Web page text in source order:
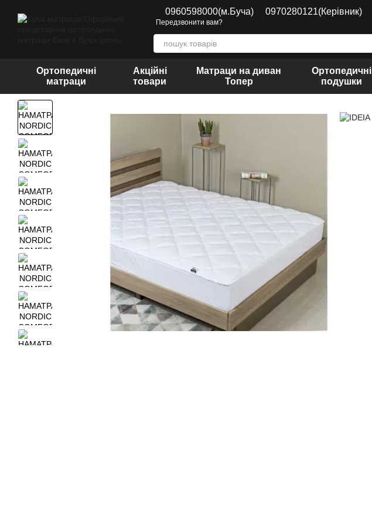
0960598000(м.Буча) 0970280121(Керівник)
Передзвонити вам?
Ортопедичні
матраци
Акційні
товари
Матраци на диван
Топер
Ортопедичні
подушки